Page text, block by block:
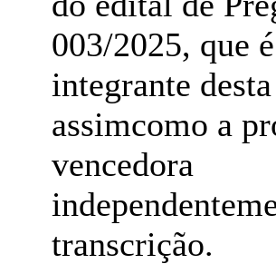
003/2025, que
integrante
assimcomo a
vencedora
transcrição.